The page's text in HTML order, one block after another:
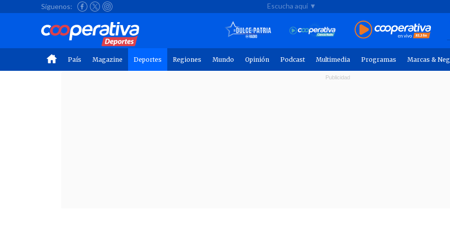
Síguenos: Escucha aquí ▼
País Magazine Deportes Regiones Mundo Opinión Podcast Multimedia Programas Marcas &